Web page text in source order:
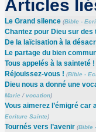
Articles
Le Grand silence (Bible -
Chantez pour Dieu sur des
De la laïcisation à la
Le partage du bien
Tous appelés à la sainteté !
Réjouissez-vous ! (Bible -
Dieu nous a donné une
Marie/vocation)
Vous aimerez l’émigré car
Ecriture Sainte)
Tournés vers l’avenir (Bible